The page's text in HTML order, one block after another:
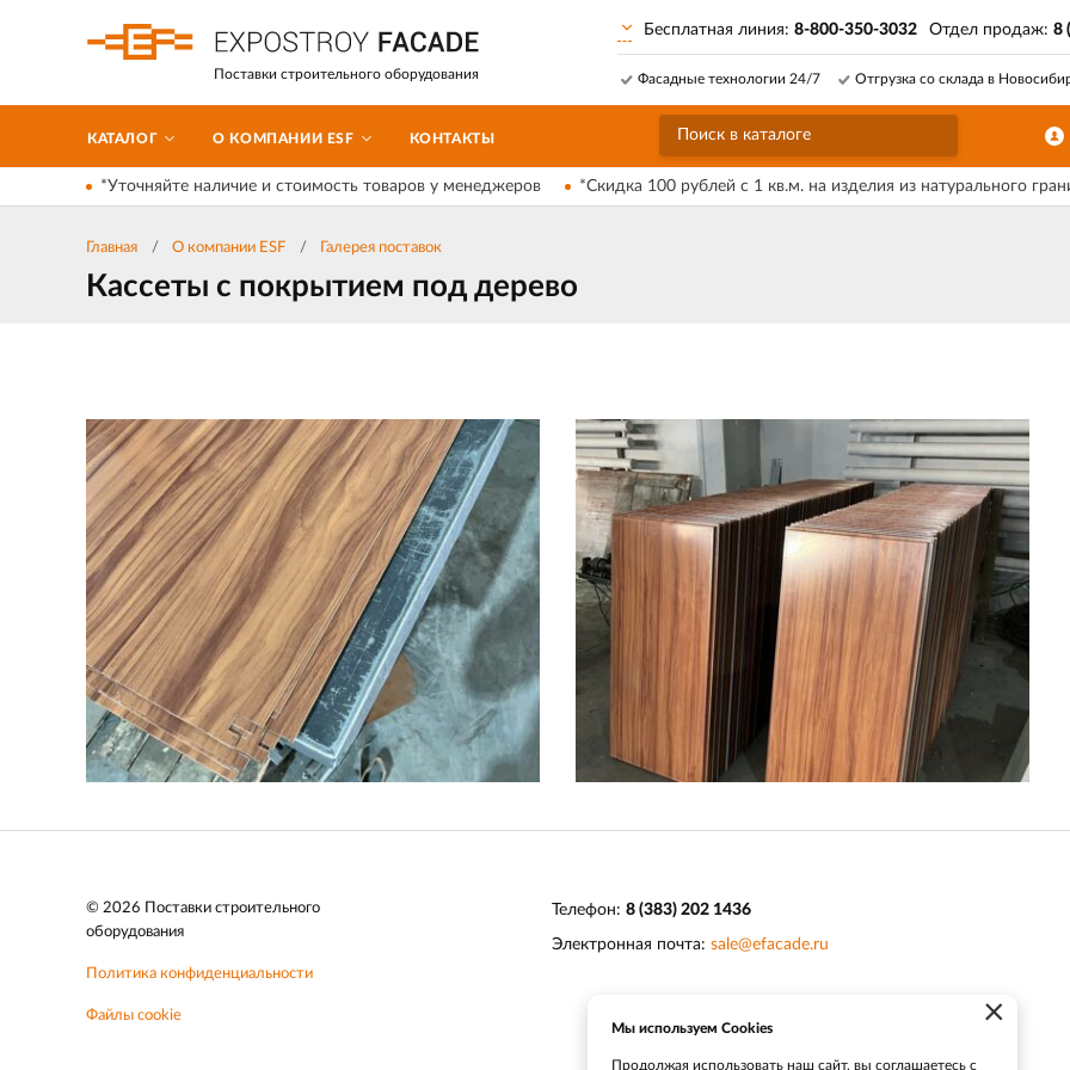
Поставки строительного оборудования
Бесплатная линия: 8-800-350-3032 Отдел продаж: 8
Фасадные технологии 24/7 Отгрузка со склада в
КАТАЛОГ О КОМПАНИИ ESF КОНТАКТЫ
*Уточняйте наличие и стоимость товаров у менеджеров *Скидка 100 рублей с 1 кв.м. на изделия из натурального
Главная О компании ESF Галерея поставок
Кассеты с покрытием под дерево
© 2026 Поставки строительного
оборудования
Политика конфиденциальности
Файлы cookie
Телефон: 8 (383) 202 1436
Электронная почта: sale@efacade.ru
×
Мы используем Cookies
Продолжая использовать наш сайт, вы соглашаетесь с